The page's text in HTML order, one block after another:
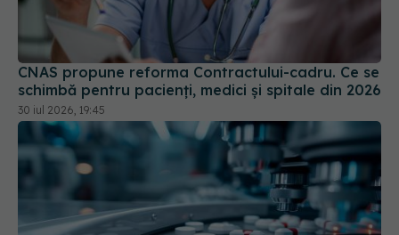
CNAS propune reforma Contractului-cadru. Ce se
schimbă pentru pacienți, medici și spitale din 2026
30 iul 2026, 19:45